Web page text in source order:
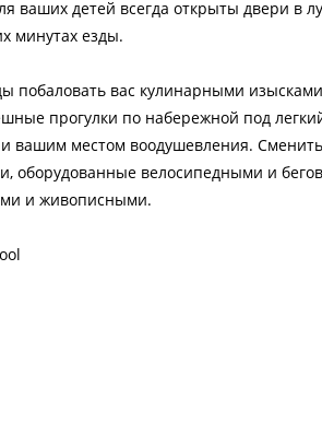
ваших детей всегда открыты двери в
минутах езды.
побаловать вас кулинарными
прогулки по набережной под
вашим местом воодушевления.
оборудованные велосипедными и
и живописными.